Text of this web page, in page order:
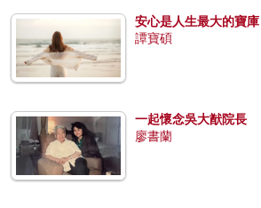
安心是人生最大的寶庫
譚寶碩
一起懷念吳大猷院長
廖書蘭